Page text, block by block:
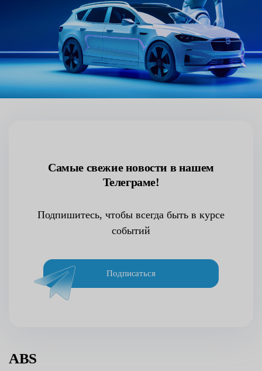
Самые свежие новости в нашем
Телеграме!
Подпишитесь, чтобы всегда быть в курсе
событий
Подписаться
ABS